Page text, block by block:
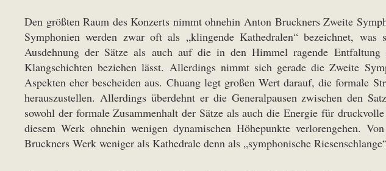
Den größten Raum des Konzerts nimmt ohnehin Anton Bruckners Zweite
Symphonien werden zwar oft als „klingende Kathedralen“ bezeichnet, was
Ausdehnung der Sätze als auch auf die in den Himmel ragende Entfaltung
Klangschichten beziehen lässt. Allerdings nimmt sich gerade die Zweite
Aspekten eher bescheiden aus. Chuang legt großen Wert darauf, die formale
herauszustellen. Allerdings überdehnt er die Generalpausen zwischen den
sowohl der formale Zusammenhalt der Sätze als auch die Energie für
diesem Werk ohnehin wenigen dynamischen Höhepunkte verlorengehen.
Bruckners Werk weniger als Kathedrale denn als „symphonische